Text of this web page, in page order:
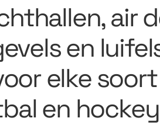
air
en
elke
en